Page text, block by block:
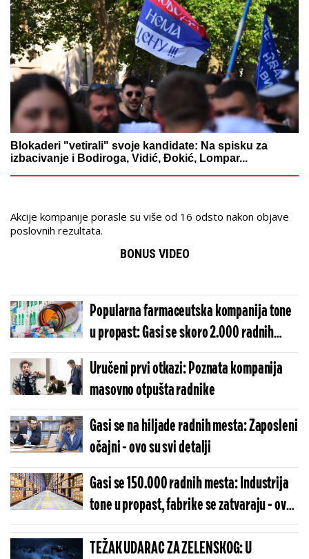
Blokaderi "vetirali" svoje kandidate: Na spisku za
izbacivanje i Bodiroga, Vidić, Đokić, Lompar...
Akcije kompanije porasle su više od 16 odsto nakon objave
poslovnih rezultata.
BONUS VIDEO
Popularna farmaceutska kompanija tone
u propast: Gasi se skoro 2.000 radnih
mesta
Uručeni prvi otkazi: Poznata kompanija
masovno otpušta radnike
Gasi se na hiljade radnih mesta: Zaposleni
očajni - ovo su svi detalji
Gasi se 150.000 radnih mesta: Industrija
tone u propast, fabrike se zatvaraju - ovo
su detalji
TEŽAK UDARAC ZA ZELENSKOG: U